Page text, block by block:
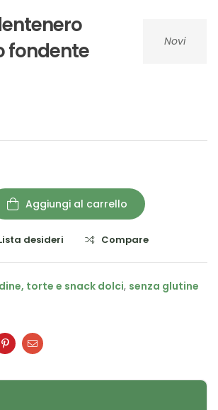
Novi
fondente
Aggiungi al carrello
desideri Compare
torte e snack dolci, senza glutine
PinterestEmail